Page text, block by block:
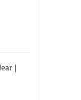
|